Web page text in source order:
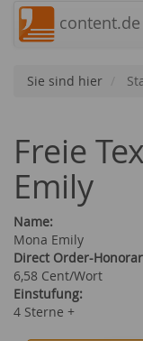
content.de
Sie sind hier
Freie
Emily
Name:
Mona Emily
Direct Order-Honorar
6,58 Cent/Wort
Einstufung:
4 Sterne +